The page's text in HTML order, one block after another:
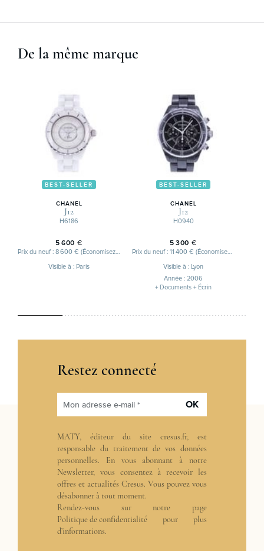
De la même marque
BEST-SELLER
CHANEL
J12
H6186
5 600 €
Visible à : Paris
BEST-SELLER
CHANEL
J12
H0940
5 300 €
Visible à : Lyon
Année : 2006
+ Documents + Écrin
Restez connecté
Mon adresse e-mail * OK
MATY, éditeur du site cresus.fr, est
responsable du traitement de vos données
personnelles. En vous abonnant à notre
Newsletter, vous consentez à recevoir les
offres et actualités Cresus. Vous pouvez vous
désabonner à tout moment.
Rendez-vous sur notre page
Politique de confidentialité pour plus
d’informations.